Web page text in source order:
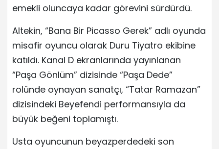
emekli oluncaya kadar görevini sürdürdü.
Altekin, “Bana Bir Picasso Gerek” adlı oyunda
misafir oyuncu olarak Duru Tiyatro ekibine
katıldı. Kanal D ekranlarında yayınlanan
“Paşa Gönlüm” dizisinde “Paşa Dede”
rolünde oynayan sanatçı, “Tatar Ramazan”
dizisindeki Beyefendi performansıyla da
büyük beğeni toplamıştı.
Usta oyuncunun beyazperdedeki son